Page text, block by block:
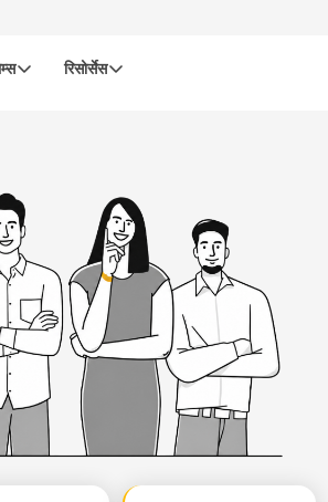
रिसोर्सेस